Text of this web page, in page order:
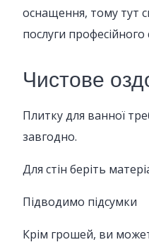
оснащення, тому тут
послуги
Чистове
Плитку для ванної
завгодно.
Для стін беріть
Підводимо підсумки
Крім грошей, ви